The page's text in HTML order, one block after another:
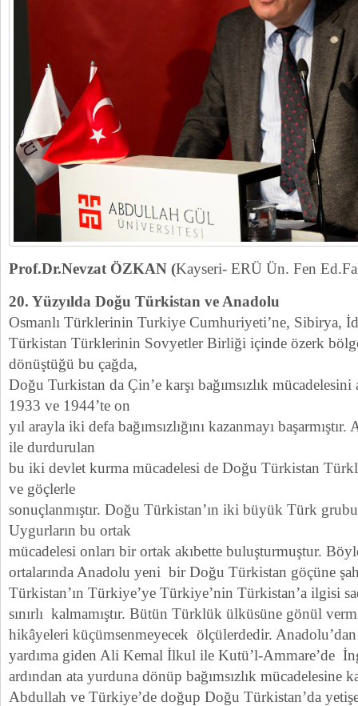
Prof.Dr.Nevzat ÖZKAN (Kayseri- ERÜ Ün. Fen
20. Yüzyılda Doğu Türkistan ve Anadolu
Osmanlı Türklerinin Turkiye Cumhuriyeti’ne, Sibirya,
Türkistan Türklerinin Sovyetler Birliği içinde özerk
dönüştüğü bu çağda,
Doğu Turkistan da Çin’e karşı bağımsızlık mücadelesini
1933 ve 1944’te on
yıl arayla iki defa bağımsızlığını kazanmayı
ile durdurulan
bu iki devlet kurma mücadelesi de Doğu Türkistan
ve göçlerle
sonuçlanmıştır. Doğu Türkistan’ın iki büyük Türk
Uygurların bu ortak
mücadelesi onları bir ortak akıbette buluşturmuştur.
ortalarında Anadolu yeni bir Doğu Türkistan göçüne
Türkistan’ın Türkiye’ye Türkiye’nin Türkistan’a ilgisi
sınırlı kalmamıştır. Bütün Türklük ülküsüne gönül
hikâyeleri küçümsenmeyecek ölçülerdedir.
yardıma giden Ali Kemal İlkul ile Kutü’l-Ammare’de
ardından ata yurduna dönüp bağımsızlık mücadelesine
Abdullah ve Türkiye’de doğup Doğu Türkistan’da